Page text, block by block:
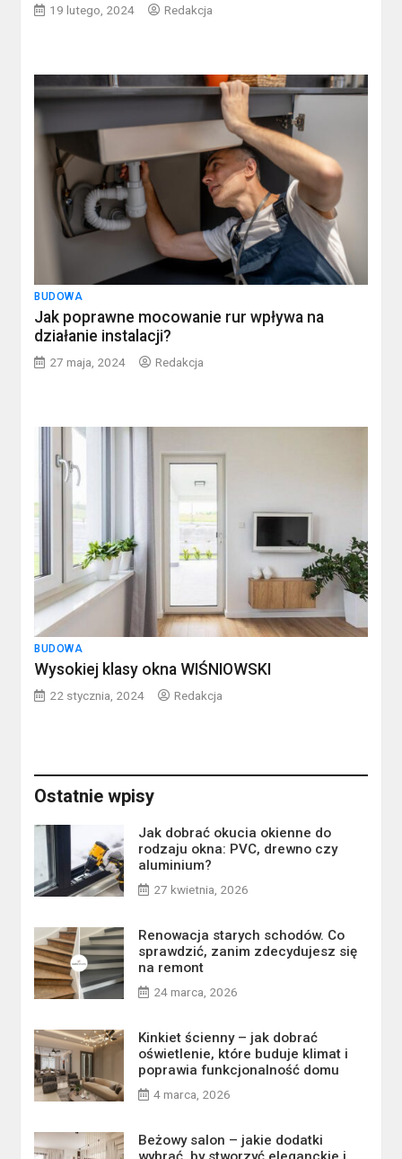
19 lutego, 2024 Redakcja
BUDOWA
Jak poprawne mocowanie rur wpływa na
działanie instalacji?
27 maja, 2024 Redakcja
BUDOWA
Wysokiej klasy okna WIŚNIOWSKI
22 stycznia, 2024 Redakcja
Ostatnie wpisy
Jak dobrać okucia okienne do
rodzaju okna: PVC, drewno czy
aluminium?
27 kwietnia, 2026
Renowacja starych schodów. Co
sprawdzić, zanim zdecydujesz się
na remont
24 marca, 2026
Kinkiet ścienny – jak dobrać
oświetlenie, które buduje klimat i
poprawia funkcjonalność domu
4 marca, 2026
Beżowy salon – jakie dodatki